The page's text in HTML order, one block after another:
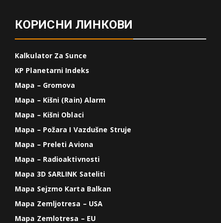
КОРИСНИ ЛИНКОВИ
Kalkulator Za Sunce
KP Planetarni Indeks
Mapa – Gromova
Mapa – Kišni (Rain) Alarm
Mapa – Kišni Oblaci
Mapa – Požara I Vazdušne Struje
Mapa – Preleti Aviona
Mapa – Radioaktivnosti
Mapa 3D SARLINK Sateliti
Mapa Sejzmo Karta Balkan
Mapa Zemljotresa – USA
Mapa Zemlotresa – EU